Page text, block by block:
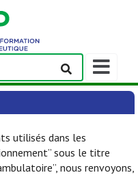
Afficher/
la
barre
navigation
utilisés dans les
sous le titre
nous renvoyons,